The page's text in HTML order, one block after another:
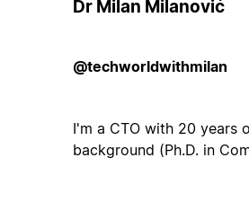
Dr Milan Milanović
@techworldwithmilan
I'm a CTO with 20 years
background (Ph.D. in